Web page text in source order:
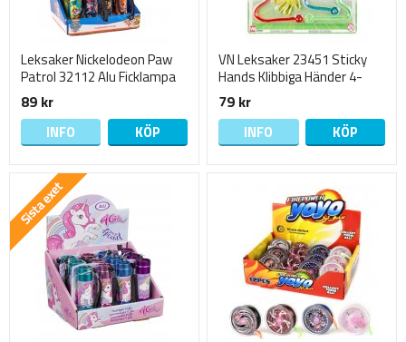
Leksaker Nickelodeon Paw
Patrol 32112 Alu Ficklampa
LED 9cm VÄLJ!
89 kr
INFO KÖP
VN Leksaker 23451 Sticky
Hands Klibbiga Händer 4-
Pack Gul Blå Grön Röd
79 kr
INFO KÖP